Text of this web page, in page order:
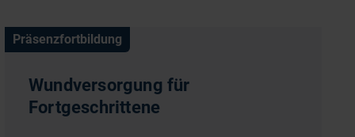
Präsenzfortbildung
Wundversorgung für
Fortgeschrittene